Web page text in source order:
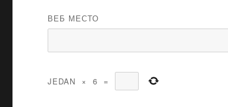
ВЕБ МЕСТО
JEDAN × 6 =